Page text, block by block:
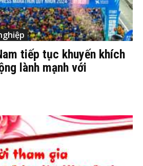
tiếp tục khuyến khích
lành mạnh với